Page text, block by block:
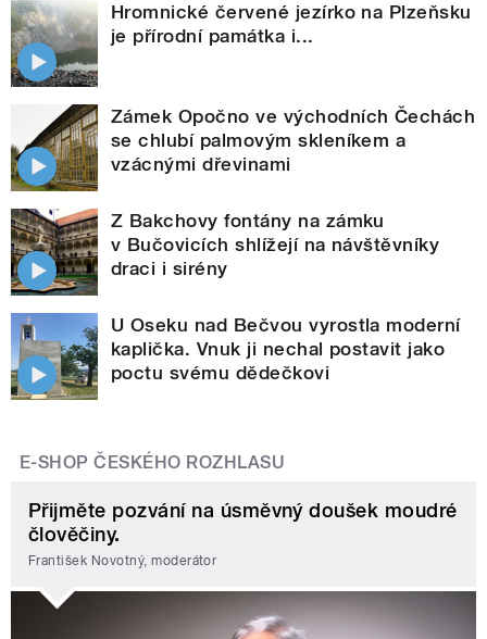
Hromnické červené jezírko na Plzeňsku
je přírodní památka i...
Zámek Opočno ve východních Čechách
se chlubí palmovým skleníkem a
vzácnými dřevinami
Z Bakchovy fontány na zámku
v Bučovicích shlížejí na návštěvníky
draci i sirény
U Oseku nad Bečvou vyrostla moderní
kaplička. Vnuk ji nechal postavit jako
poctu svému dědečkovi
E-SHOP ČESKÉHO ROZHLASU
Přijměte pozvání na úsměvný doušek moudré
člověčiny.
František Novotný, moderátor